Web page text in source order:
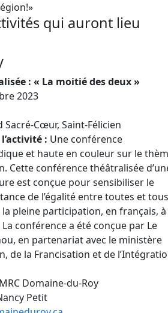
qui auront lieu
: « La moitié des deux »
2023
Sacré-Cœur, Saint-Félicien
: Une conférence
et haute en couleur sur le
Cette conférence théâtralisée
est conçue pour sensibiliser le
de l’égalité entre toutes et
pleine participation, en français, à
conférence a été conçue par Le
en partenariat avec le ministère
de la Francisation et de
Domaine-du-Roy
Petit